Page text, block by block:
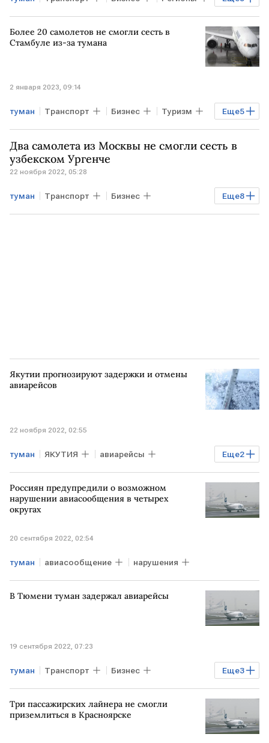
Экономика Туризм РОССИЯ
аэропорт Сочи отмена рейсов
Более 20 самолетов не смогли сесть в
Стамбуле из-за тумана
2 января 2023, 09:14
Еще5
туман Транспорт Бизнес Туризм
ТУРЦИЯ Стамбул аэропорт
самолет рейсы
Два самолета из Москвы не смогли сесть в
узбекском Ургенче
22 ноября 2022, 05:28
Еще8
туман Транспорт Бизнес
Экономика Мировая экономика
Якутии прогнозируют задержки и отмены
авиарейсов
22 ноября 2022, 02:55
Еще2
туман ЯКУТИЯ авиарейсы
отмена рейсов задержка
Россиян предупредили о возможном
нарушении авиасообщения в четырех
округах
20 сентября 2022, 02:54
туман авиасообщение нарушения
В Тюмени туман задержал авиарейсы
19 сентября 2022, 07:23
Еще3
туман Транспорт Бизнес
Экономика Тюмень авиарейсы
Три пассажирских лайнера не смогли
приземлиться в Красноярске